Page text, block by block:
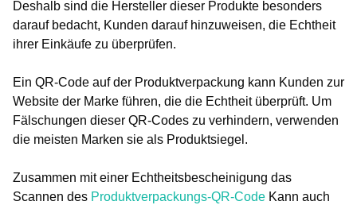
Deshalb sind die Hersteller dieser Produkte besonders
darauf bedacht, Kunden darauf hinzuweisen, die Echtheit
ihrer Einkäufe zu überprüfen.
Ein QR-Code auf der Produktverpackung kann Kunden zur
Website der Marke führen, die die Echtheit überprüft. Um
Fälschungen dieser QR-Codes zu verhindern, verwenden
die meisten Marken sie als Produktsiegel.
Zusammen mit einer Echtheitsbescheinigung das
Scannen des Produktverpackungs-QR-Code Kann auch